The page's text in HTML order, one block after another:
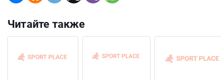
Читайте также